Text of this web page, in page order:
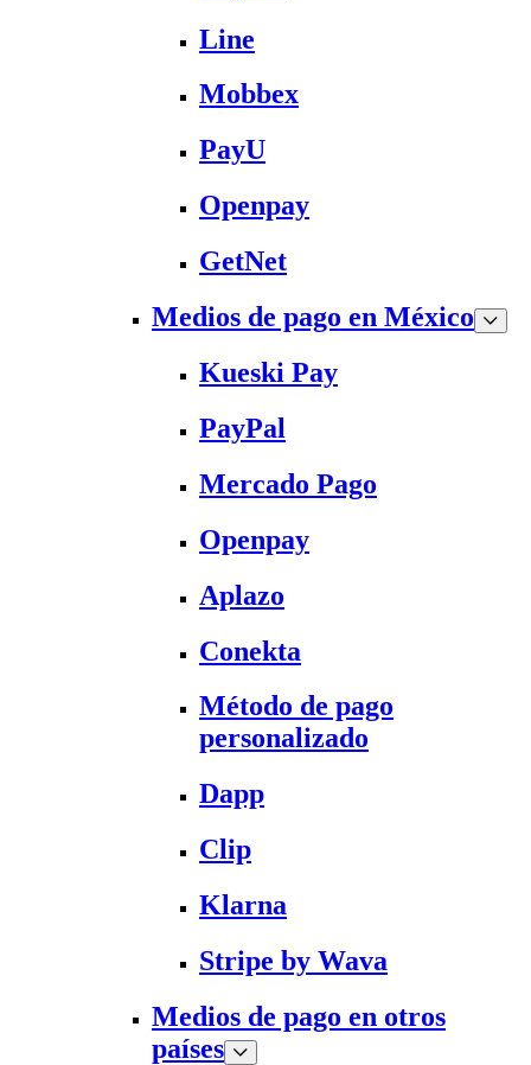
Line
Mobbex
PayU
Openpay
GetNet
Medios de pago en México
Kueski Pay
PayPal
Mercado Pago
Openpay
Aplazo
Conekta
Método de pago
personalizado
Dapp
Clip
Klarna
Stripe by Wava
Medios de pago en otros
países